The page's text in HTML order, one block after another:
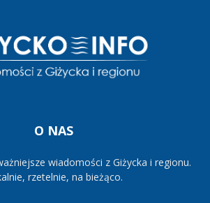
O NAS
wiadomości z Giżycka i regionu.
rzetelnie, na bieżąco.